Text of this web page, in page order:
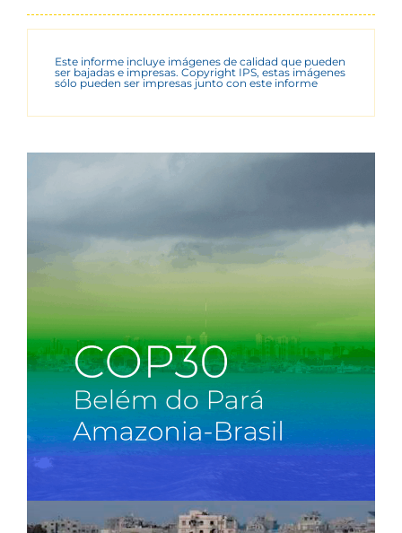
Este informe incluye imágenes de calidad que pueden
ser bajadas e impresas. Copyright IPS, estas imágenes
sólo pueden ser impresas junto con este informe